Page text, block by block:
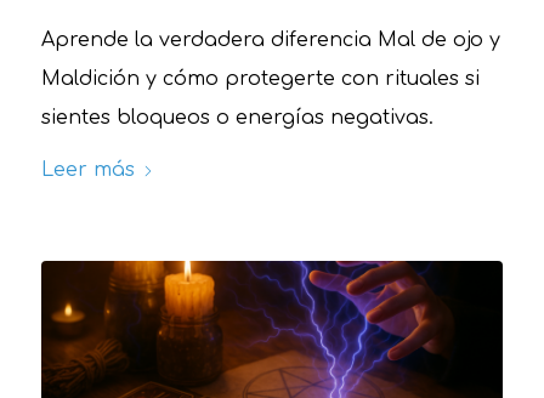
Aprende la verdadera diferencia Mal de ojo y
Maldición y cómo protegerte con rituales si
sientes bloqueos o energías negativas.
Leer más